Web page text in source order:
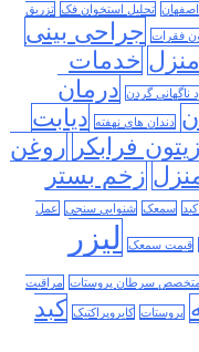
تحلیل استخوان فک تزریق
فقرات
جراحی بینی
خدمات
ناگهانی گردن درمان
دندان های نهفته دیابت
فرابکر روغن
زخم بستر
سمعک شنوایی سنجی عمل
قیمت سمعک
لیزر
متخصص سرطان پروستات مراقبت
پروستات کایروپراکتیک کبد